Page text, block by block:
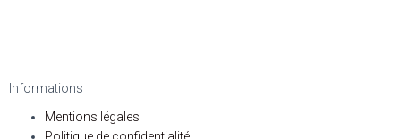
Informations
Mentions légales